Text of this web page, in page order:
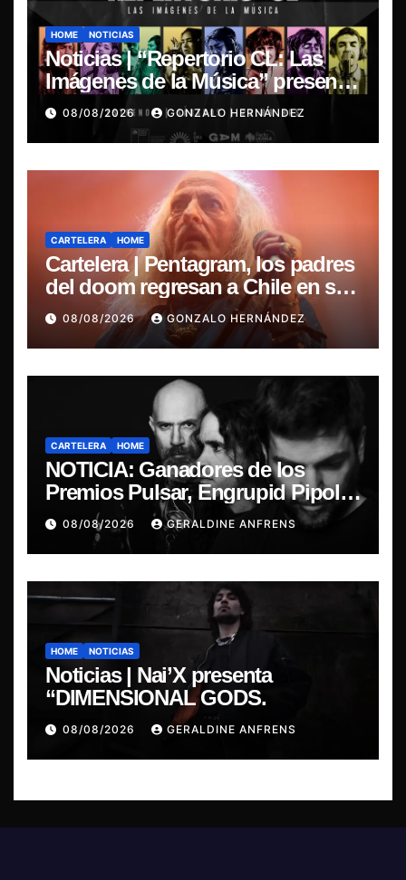
HOME NOTICIAS
Noticias | “Repertorio CL: Las
Imágenes de la Música” presenta
la esencia del nuevo sonido
nacional
08/08/2026 GONZALO HERNÁNDEZ
CARTELERA HOME
Cartelera | Pentagram, los padres
del doom regresan a Chile en su
última misa
08/08/2026 GONZALO HERNÁNDEZ
CARTELERA HOME
NOTICIA: Ganadores de los
Premios Pulsar, Engrupid Pipol
presentan show exclusivo.
08/08/2026 GERALDINE ANFRENS
HOME NOTICIAS
Noticias | Nai’X presenta
“DIMENSIONAL GODS.
08/08/2026 GERALDINE ANFRENS